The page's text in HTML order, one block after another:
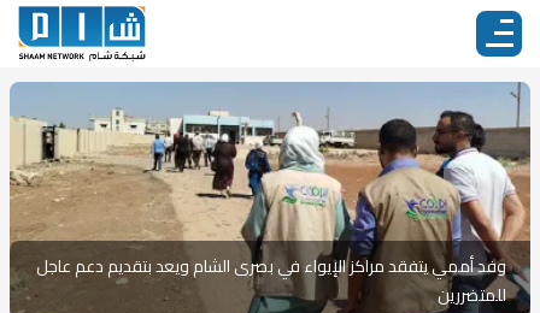
وفد أممي يتفقد مراكز الإيواء في بصرى الشام ويعد بتقديم دعم عاجل
للمتضررين